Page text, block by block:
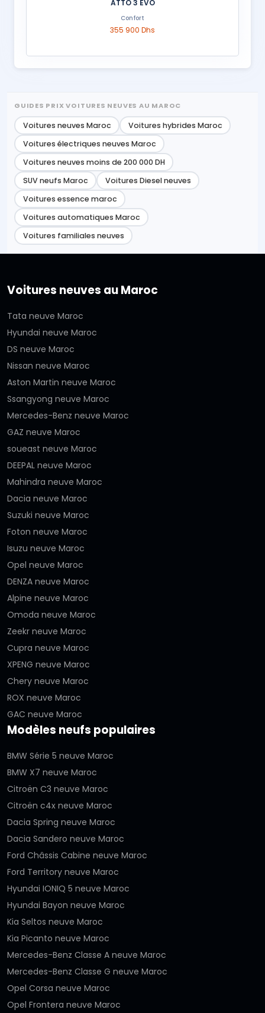
ATTO 3 EVO
Confort
355 900 Dhs
GUIDES PRIX VOITURES NEUVES AU MAROC
Voitures neuves Maroc
Voitures hybrides Maroc
Voitures électriques neuves Maroc
Voitures neuves moins de 200 000 DH
SUV neufs Maroc
Voitures Diesel neuves
Voitures essence maroc
Voitures automatiques Maroc
Voitures familiales neuves
Voitures neuves au Maroc
Tata neuve Maroc
Hyundai neuve Maroc
DS neuve Maroc
Nissan neuve Maroc
Aston Martin neuve Maroc
Ssangyong neuve Maroc
Mercedes-Benz neuve Maroc
GAZ neuve Maroc
soueast neuve Maroc
DEEPAL neuve Maroc
Mahindra neuve Maroc
Dacia neuve Maroc
Suzuki neuve Maroc
Foton neuve Maroc
Isuzu neuve Maroc
Opel neuve Maroc
DENZA neuve Maroc
Alpine neuve Maroc
Omoda neuve Maroc
Zeekr neuve Maroc
Cupra neuve Maroc
XPENG neuve Maroc
Chery neuve Maroc
ROX neuve Maroc
GAC neuve Maroc
Modèles neufs populaires
BMW Série 5 neuve Maroc
BMW X7 neuve Maroc
Citroën C3 neuve Maroc
Citroën c4x neuve Maroc
Dacia Spring neuve Maroc
Dacia Sandero neuve Maroc
Ford Châssis Cabine neuve Maroc
Ford Territory neuve Maroc
Hyundai IONIQ 5 neuve Maroc
Hyundai Bayon neuve Maroc
Kia Seltos neuve Maroc
Kia Picanto neuve Maroc
Mercedes-Benz Classe A neuve Maroc
Mercedes-Benz Classe G neuve Maroc
Opel Corsa neuve Maroc
Opel Frontera neuve Maroc